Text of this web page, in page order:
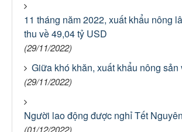
11 tháng năm 2022, xuất khẩu nông
thu về 49,04 tỷ USD
(29/11/2022)
Giữa khó khăn, xuất khẩu nông sản
(29/11/2022)
Người lao động được nghỉ Tết
(01/12/2022)